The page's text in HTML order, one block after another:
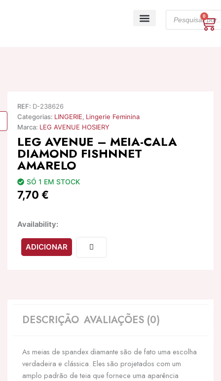
search
0
REF: D-238626
Categorias: LINGERIE, Lingerie Feminina
Marca: LEG AVENUE HOSIERY
LEG AVENUE – MEIA-CALA
DIAMOND FISHNNET
AMARELO
SÓ 1 EM STOCK
7,70 €
Availability:
Quantidade
LEG
AVENUE
ADICIONAR
DESCRIÇÃO AVALIAÇÕES (0)
As meias de spandex diamante são de fato uma escolha
verdadeira e clássica. Eles são projetados com um
amplo padrão de teia que fornece uma aparência